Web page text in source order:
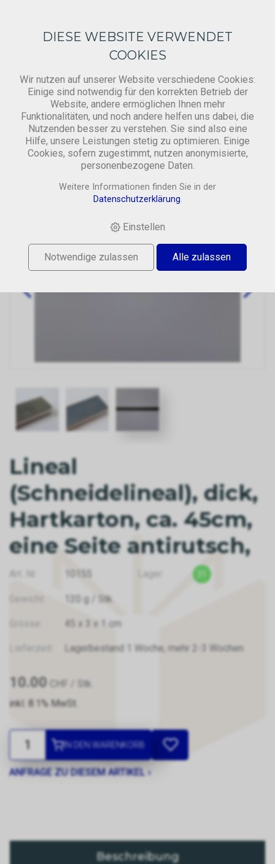
Werkzeuge
HOME › SHOP › WERKZEUGE & PINSEL
LINEAL
(SCHNEIDELINEAL), DICK, HARTKARTON, CA. 45CM, EINE
Lineal
(Schneidelineal), dick,
Hartkarton, ca. 45cm,
eine Seite antirutsch,
Lager:
Gewicht: g / Stk.
45 x x cm
Lagerbestand 1 Woche, mehr 2-3 Wochen
10.00 CHF
/ Stk.
inkl. 8.1% MwSt.
IN DEN WARENKORB
ANFRAGE ZU DIESEM ARTIKEL ›
Beschreibung
DIESE WEBSITE VERWENDET
COOKIES
Wir nutzen auf unserer Website verschiedene Cookies:
Einige sind notwendig für den korrekten Betrieb der
Website, andere ermöglichen Ihnen mehr
Funktionalitäten, und noch andere helfen uns dabei, die
Nutzenden besser zu verstehen. Sie sind also eine
Hilfe, unsere Leistungen stetig zu optimieren. Einige
Cookies, sofern zugestimmt, nutzen anonymisierte,
personenbezogene Daten.
Weitere Informationen finden Sie in der
Datenschutzerklärung.
Einstellen
Notwendige zulassen Alle zulassen